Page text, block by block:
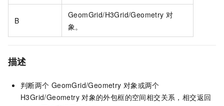
B
GeomGrid/H3Grid/Geometry 对
象。
描述
判断两个 GeomGrid/Geometry 对象或两个
H3Grid/Geometry 对象的外包框的空间相交关系，相交返回